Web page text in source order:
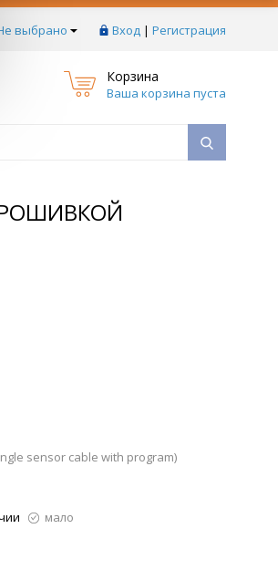
выбрано Вход | Регистрация
Корзина
Ваша корзина пуста
sensor cable with program)
мало